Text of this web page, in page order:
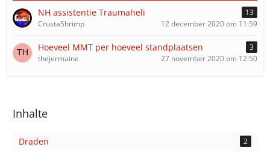
NH assistentie Traumaheli
13
CrustaShrimp
12 december 2020 om 11:59
Hoeveel MMT per hoeveel standplaatsen
3
thejermaine
27 november 2020 om 12:50
Inhalte
Draden 2